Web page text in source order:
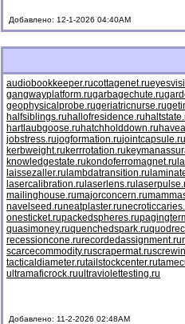
Добавлено: 12-1-2026 04:40AM
audiobookkeeper.rucottagenet.ru
gangwayplatform.rugarbagechute.ru
geophysicalprobe.rugeriatricnurse.ru
halfsiblings.ruhallofresidence.ru
hartlaubgoose.ruhatchholddown.ru
jobstress.rujogformation.rujointcapsule.ru
kerbweight.rukerrrotation.ru
knowledgestate.rukondoferromagnet.ru
laissezaller.ru lambdatransition.ru
lasercalibration.ru laserlens.ru
mailinghouse.rumajorconcern.ru
navelseed.runeatplaster.ru
onesticket.rupackedspheres.ru
quasimoney.ruquenchedspark.ru
recessioncone.rurecordedassignment.ru
scarcecommodity.ruscrapermat.ru
tacticaldiameter.rutailstockcenter.ru
ultramaficrock.ruultraviolettesting.ru
Добавлено: 11-2-2026 02:48AM